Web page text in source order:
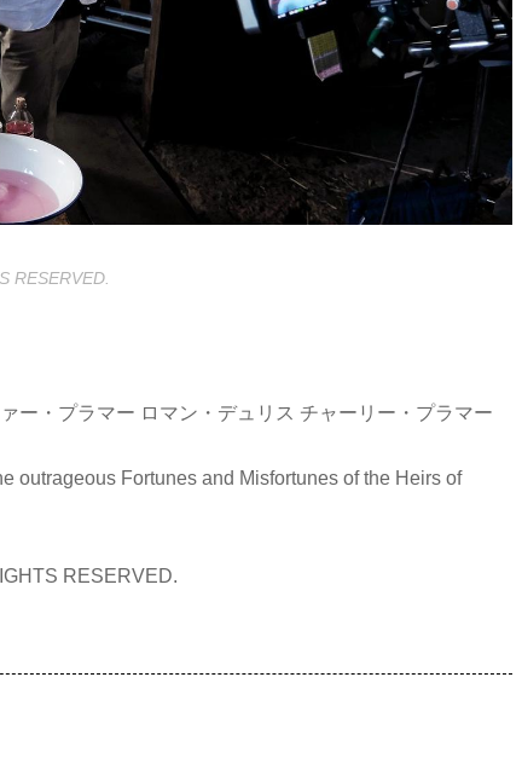
RESERVED.
ー・プラマー ロマン・デュリス チャーリー・プラマー
outrageous Fortunes and Misfortunes of the Heirs of
RESERVED.